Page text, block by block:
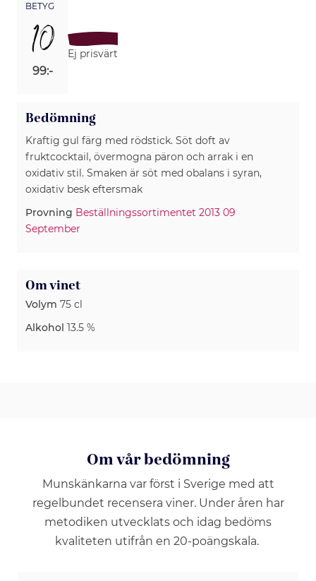
BETYG
10
99:-
Ej prisvärt
Bedömning
Kraftig gul färg med rödstick. Söt doft av
fruktcocktail, övermogna päron och arrak i en
oxidativ stil. Smaken är söt med obalans i syran,
Provning Beställningssortimentet 2013 09
September
Om vinet
Volym 75 cl
Alkohol 13.5 %
Om vår bedömning
Munskänkarna var först i Sverige med att
regelbundet recensera viner. Under åren har
metodiken utvecklats och idag bedöms
kvaliteten utifrån en 20-poängskala.